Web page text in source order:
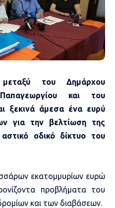
του Δημάρχου
και του
ξεκινά άμεσα ένα ευρύ
για την βελτίωση της
οδικό δίκτυο του
εκατομμυρίων ευρώ
προβλήματα του
και των διαβάσεων.